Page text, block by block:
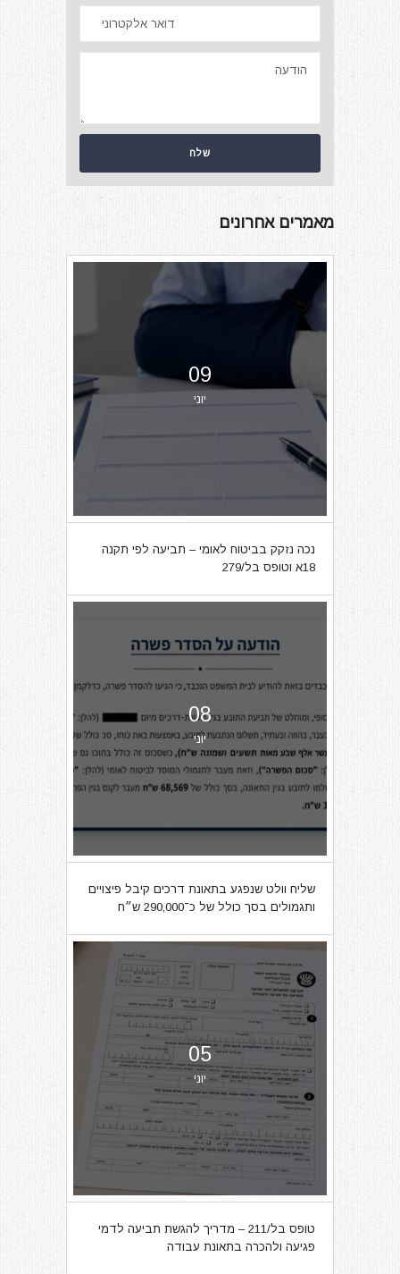
מאמרים אחרונים
09
יוני
נכה נזקק בביטוח לאומי – תביעה לפי תקנה
18א וטופס בל/279
08
יוני
שליח וולט שנפגע בתאונת דרכים קיבל פיצויים
ותגמולים בסך כולל של כ־290,000 ש״ח
05
יוני
טופס בל/211 – מדריך להגשת תביעה לדמי
פגיעה ולהכרה בתאונת עבודה